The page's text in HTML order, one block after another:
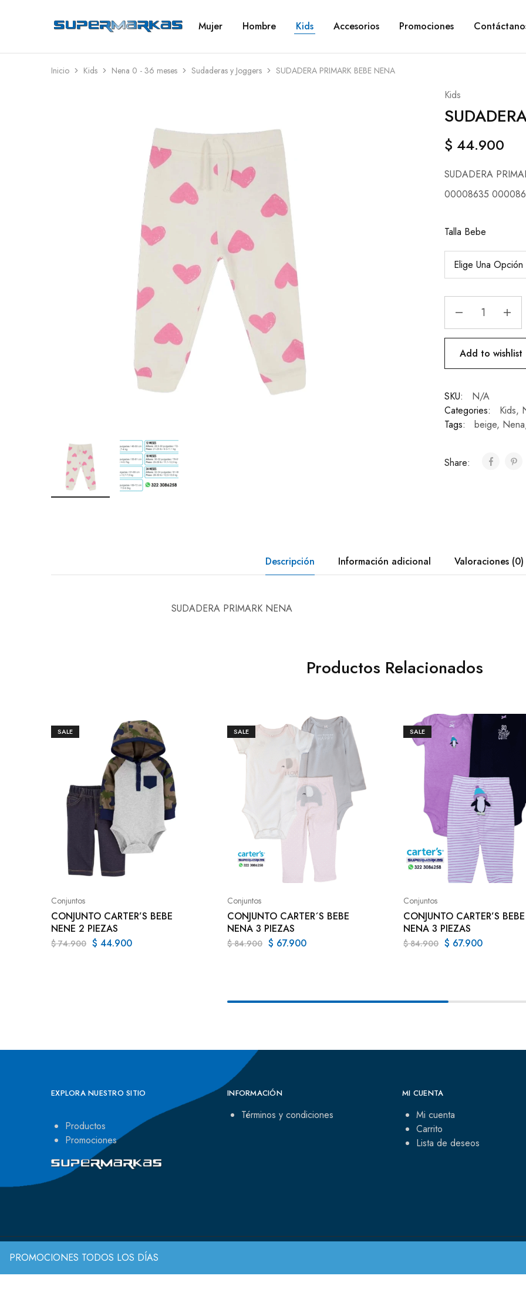
PROMOCIONES TODOS LOS DÍAS
SuperMarkas
Ropa
Envío
gratis*
Mujer Hombre Kids Accesorios Promociones
Inicio Kids Nena 0 - 36 meses Sudaderas y Joggers SUDADERA PRIMARK BEBE NENA
Kids
$ 44.900
SUDADERA
00008635
Talla Bebe
Add to wishlist
SKU:
N/A
Categories:
Kids,
Tags:
beige, Nena
Share:
Descripción Información adicional Valoraciones (0)
SUDADERA PRIMARK NENA
Productos Relacionados
SALE
Conjuntos
CONJUNTO CARTER’S BEBE
NENE 2 PIEZAS
$74.900 $ 44.900
SALE
Conjuntos
CONJUNTO CARTER´S BEBE
NENA 3 PIEZAS
$84.900 $ 67.900
SALE
Conjuntos
CONJUNTO CARTER’S BEBE
NENA 3 PIEZAS
$84.900 $ 67.900
EXPLORA NUESTRO SITIO
Productos
Promociones
INFORMACIÓN
Términos y condiciones
MI CUENTA
Mi cuenta
Carrito
Lista de deseos
© 2022 Todos los derechos reservados.